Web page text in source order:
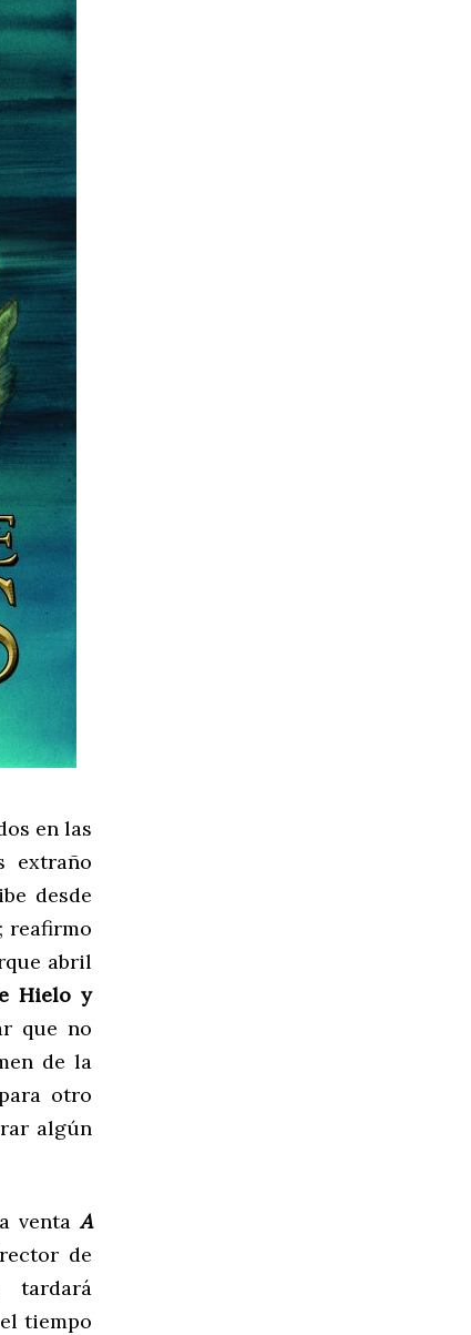
en las
extraño
desde
reafirmo
abril
Hielo y
que no
de la
otro
algún
venta A
de
tiempo